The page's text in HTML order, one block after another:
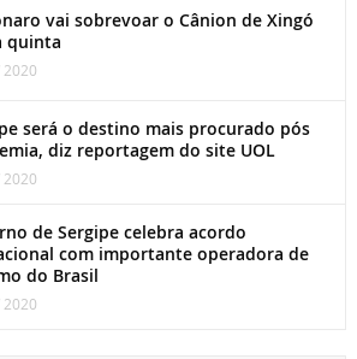
vai sobrevoar o Cânion de Xingó
quinta
será o destino mais procurado pós
diz reportagem do site UOL
de Sergipe celebra acordo
com importante operadora de
do Brasil